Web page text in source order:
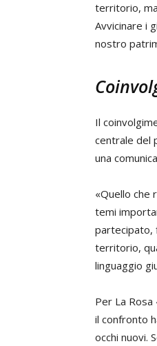
territorio,
Avvicinare i
nostro
Il
centrale del
una
«Quello che
temi
partecipato,
territorio,
linguaggio
Per La
il confronto
occhi nuovi.